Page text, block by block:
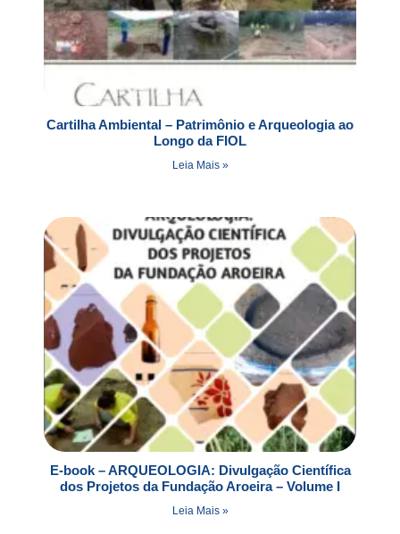
Cartilha Ambiental – Patrimônio e Arqueologia ao
Longo da FIOL
Leia Mais »
E-book – ARQUEOLOGIA: Divulgação Científica
dos Projetos da Fundação Aroeira – Volume I
Leia Mais »